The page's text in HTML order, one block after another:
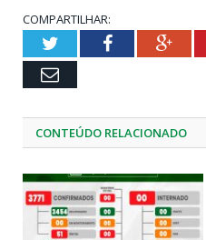
COMPARTILHAR:
TwitterFacebook
Email
CONTEÚDO RELACIONADO